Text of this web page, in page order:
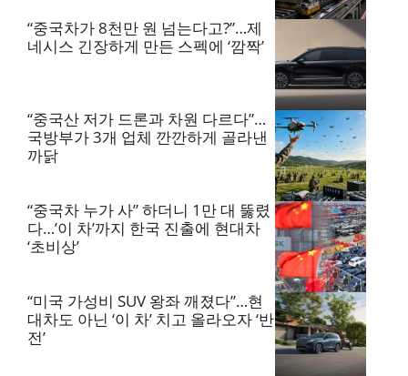
“중국차가 8천만 원 넘는다고?”…제
네시스 긴장하게 만든 스펙에 ‘깜짝’
“중국산 저가 드론과 차원 다르다”…
국방부가 3개 업체 깐깐하게 골라낸
까닭
“중국차 누가 사” 하더니 1만 대 뚫렸
다…’이 차’까지 한국 진출에 현대차
‘초비상’
“미국 가성비 SUV 왕좌 깨졌다”…현
대차도 아닌 ‘이 차’ 치고 올라오자 ‘반
전’